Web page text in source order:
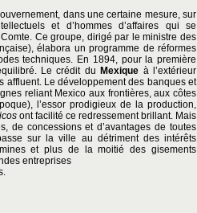
dans une certaine mesure, sur
et d’hommes d’affaires qui se
Ce groupe, dirigé par le ministre des
élabora un programme de réformes
techniques. En 1894, pour la première
Le crédit duMexique à l’extérieur
affluent. Le développement des banques et
reliant Mexico aux frontières, aux côtes
l’essor prodigieux de la production,
ont facilité ce redressement brillant. Mais
de concessions et d’avantages de toutes
sur la ville au détriment des intérêts
et plus de la moitié des gisements
entreprises